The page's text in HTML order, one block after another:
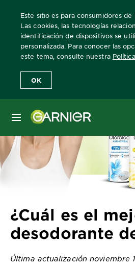
Este sitio es para consumidores de
Las cookies, las tecnologías
identificación de dispositivos se
personalizada. Para conocer las
este tema, consulte nuestra
OK
MENÚ
Home Revista Garnier Artículos
¿Cuál es el
desodorante
Última actualización noviembre